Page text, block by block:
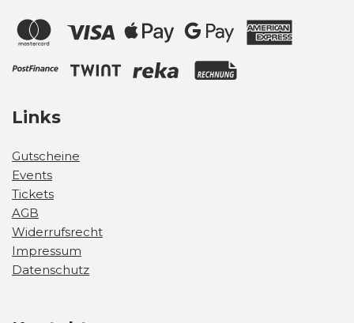
Links
Gutscheine
Events
Tickets
AGB
Widerrufsrecht
Impressum
Datenschutz